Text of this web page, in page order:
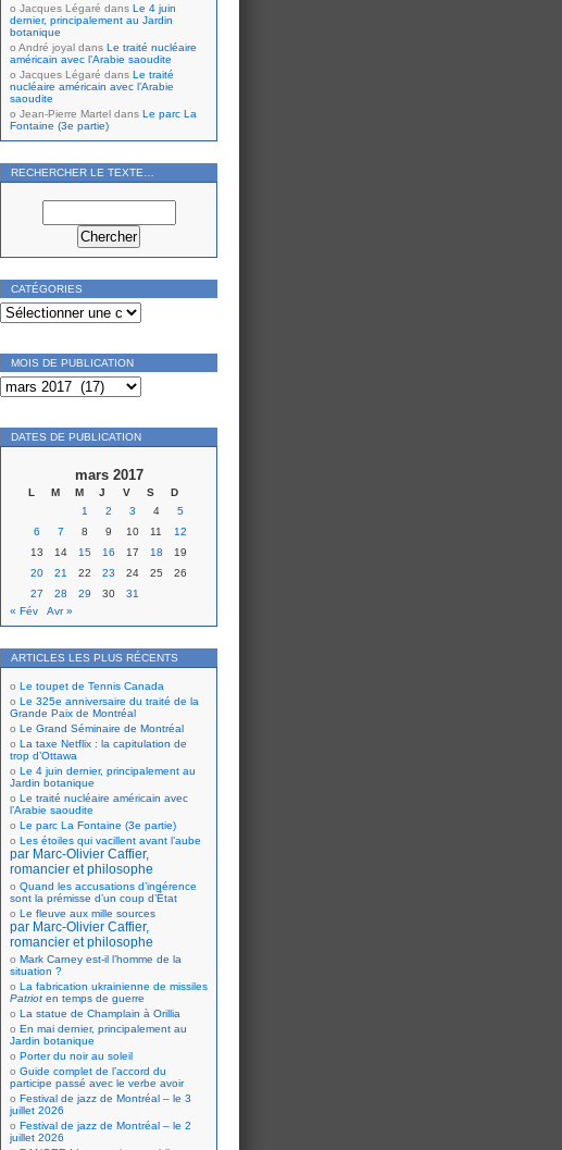
Jacques Légaré dans Le 4 juin
dernier, principalement au Jardin
botanique
André joyal dans Le traité nucléaire
américain avec l’Arabie saoudite
Jacques Légaré dans Le traité
nucléaire américain avec l’Arabie
saoudite
Jean-Pierre Martel dans Le parc La
Fontaine (3e partie)
RECHERCHER LE TEXTE…
CATÉGORIES
Catégories
MOIS DE PUBLICATION
Mois
de
publication
DATES DE PUBLICATION
mars 2017
L M M J V S
D
1
2 3 4
5
6
7 8 9 10 11
12
13
14 15 16 17 18
19
20
21 22 23 24 25
26
27
28 29 30
31
« Fév
Avr »
ARTICLES LES PLUS RÉCENTS
Le toupet de Tennis Canada
Le 325e anniversaire du traité de la
Grande Paix de Montréal
Le Grand Séminaire de Montréal
La taxe Netflix : la capitulation de
trop d’Ottawa
Le 4 juin dernier, principalement au
Jardin botanique
Le traité nucléaire américain avec
l’Arabie saoudite
Le parc La Fontaine (3e partie)
Les étoiles qui vacillent avant l’aube
par Marc-Olivier Caffier,
romancier et philosophe
Quand les accusations d’ingérence
sont la prémisse d’un coup d’État
Le fleuve aux mille sources
par Marc-Olivier Caffier,
romancier et philosophe
Mark Carney est-il l’homme de la
situation ?
La fabrication ukrainienne de missiles
Patriot en temps de guerre
La statue de Champlain à Orillia
En mai dernier, principalement au
Jardin botanique
Porter du noir au soleil
Guide complet de l’accord du
participe passé avec le verbe avoir
Festival de jazz de Montréal – le 3
juillet 2026
Festival de jazz de Montréal – le 2
juillet 2026